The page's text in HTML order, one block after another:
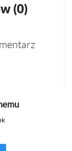
(0)